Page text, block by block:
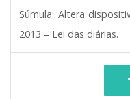
Súmula: Altera
2013 – Lei das diárias.